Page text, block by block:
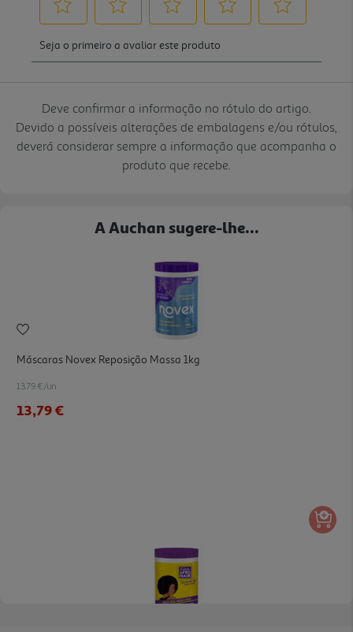
Deve confirmar a informação no rótulo do artigo.
Devido a possíveis alterações de embalagens e/ou rótulos,
deverá considerar sempre a informação que acompanha o
produto que recebe.
A Auchan sugere-lhe...
Máscaras Novex Reposição Massa 1kg
13.79 €/un
13,79 €